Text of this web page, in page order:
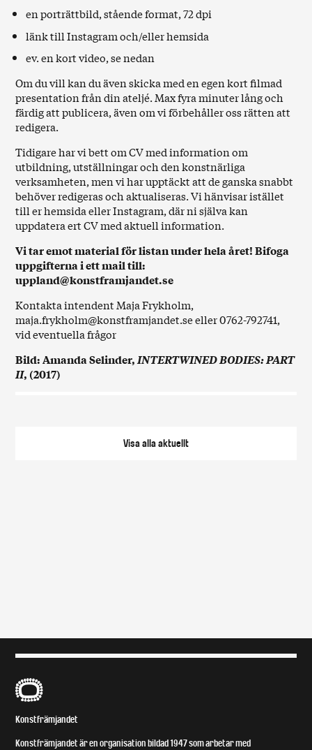
Visa allaaktuellt
en porträttbild, stående format, 72 dpi
länk till Instagram och/eller hemsida
ev. en kort video, se nedan
Om du vill kan du även skicka med en egen kort filmad
presentation från din ateljé. Max fyra minuter lång och
färdig att publicera, även om vi förbehåller oss rätten att
redigera.
Tidigare har vi bett om CV med information om
utbildning, utställningar och den konstnärliga
verksamheten, men vi har upptäckt att de ganska snabbt
behöver redigeras och aktualiseras. Vi hänvisar istället
till er hemsida eller Instagram, där ni själva kan
uppdatera ert CV med aktuell information.
Vi tar emot material för listan under hela året! Bifoga
uppgifterna i ett mail till:
uppland@konstframjandet.se
Kontakta intendent Maja Frykholm,
maja.frykholm@konstframjandet.seeller 0762-792741,
vid eventuella frågor
Bild: Amanda Selinder, INTERTWINED BODIES: PART
II, (2017)
B
Konstfrämjandet
Konstfrämjandet är en organisation bildad 1947 som arbetar med